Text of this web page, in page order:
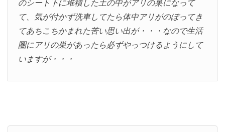
のシート下に堆積した土の中がアリの巣になって
て、気が付かず洗車してたら体中アリがのぼってき
てあちこちかまれた苦い思い出が・・・なので生活
圏にアリの巣があったら必ずやっつけるようにして
いますが・・・